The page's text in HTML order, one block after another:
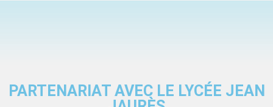
PARTENARIAT AVEC LE LYCÉE JEAN